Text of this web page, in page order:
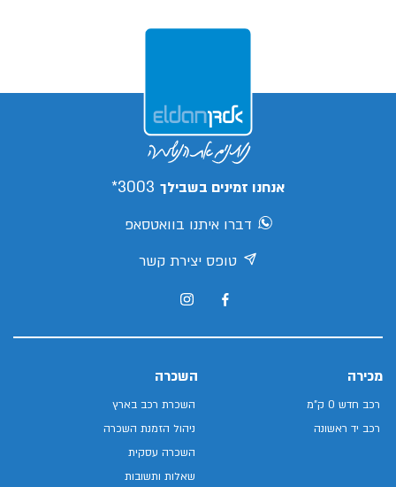
אנחנו זמינים בשבילך 3003*
דברו איתנו בוואטסאפ
טופס יצירת קשר
מכירה
רכב חדש 0 ק"מ
רכב יד ראשונה
השכרה
השכרת רכב בארץ
ניהול הזמנת השכרה
השכרה עסקית
שאלות ותשובות